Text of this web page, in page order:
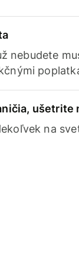
nebudete
ušetrite
na